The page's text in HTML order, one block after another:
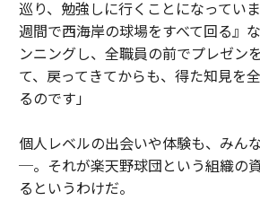
巡り、勉強しに行くことになってい
週間で西海岸の球場をすべて回る』
ンニングし、全職員の前でプレゼン
て、戻ってきてからも、得た知見を
るのです」
個人レベルの出会いや体験も、み
─。それが楽天野球団という組織の
るというわけだ。